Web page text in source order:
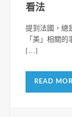
看法
提到法國，總
「美」相關
[…]
READ